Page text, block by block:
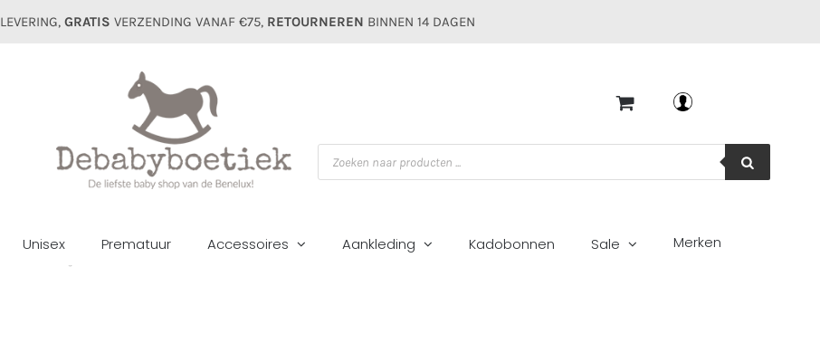
LEVERING, GRATIS VERZENDING VANAF €75, RETOURNEREN BINNEN 14 DAGEN
Producten
zoeken
Unisex Prematuur Accessoires Aankleding Kadobonnen Sale Merken